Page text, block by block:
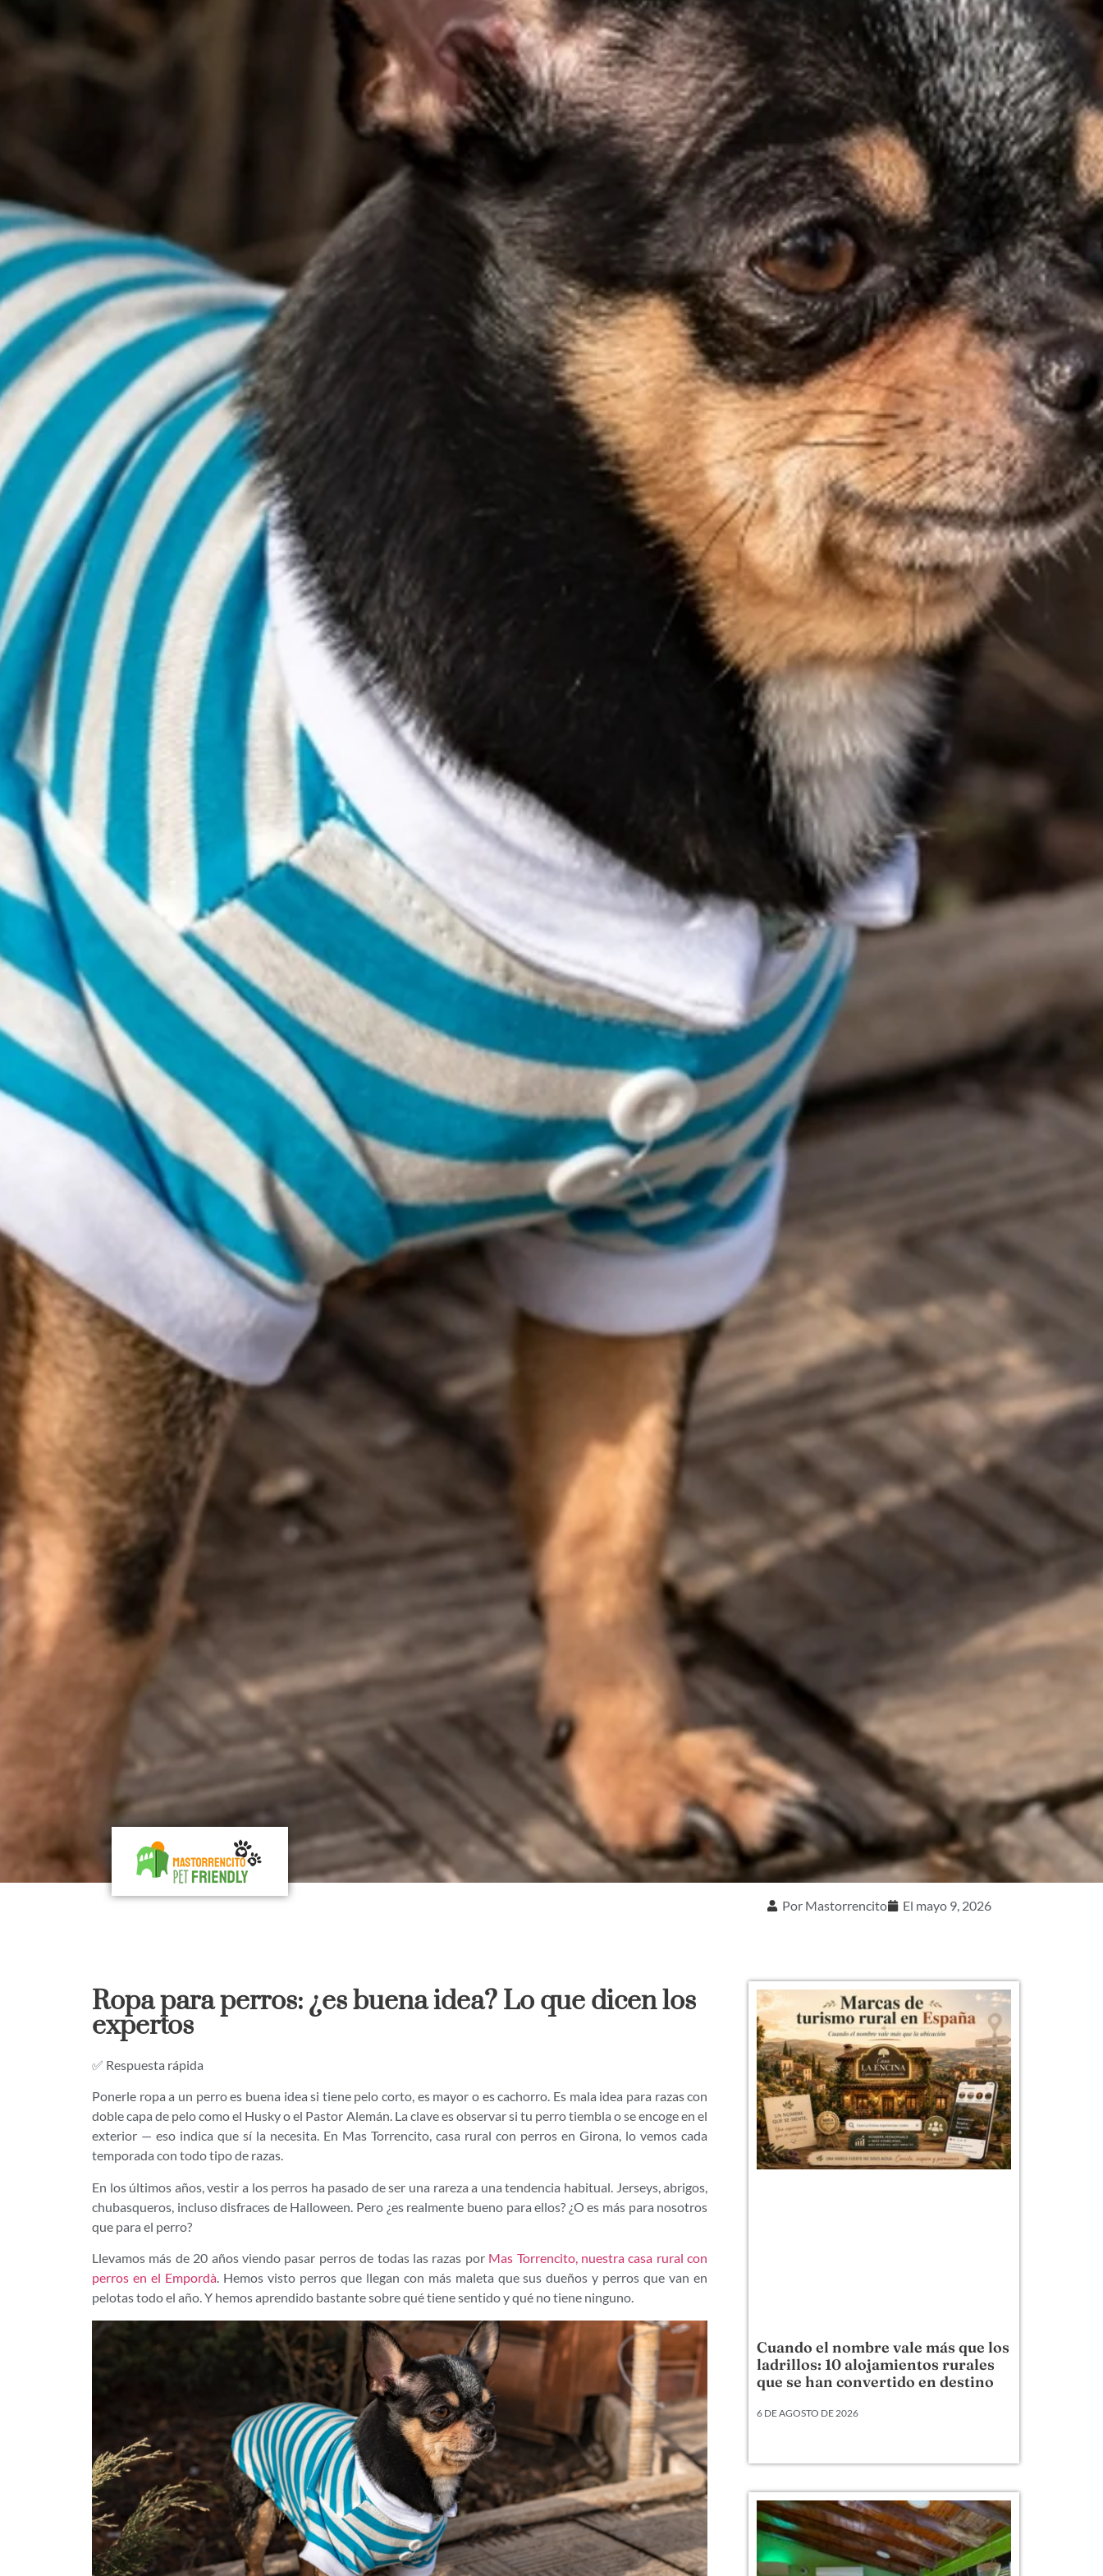
Por Mastorrencito El mayo 9, 2026
Ropa para perros: ¿es buena idea? Lo que dicen los
expertos
✅ Respuesta rápida
Ponerle ropa a un perro es buena idea si tiene pelo corto, es mayor o es cachorro. Es mala idea para razas con
doble capa de pelo como el Husky o el Pastor Alemán. La clave es observar si tu perro tiembla o se encoge en el
exterior — eso indica que sí la necesita. En Mas Torrencito, casa rural con perros en Girona, lo vemos cada
temporada con todo tipo de razas.
En los últimos años, vestir a los perros ha pasado de ser una rareza a una tendencia habitual. Jerseys, abrigos,
chubasqueros, incluso disfraces de Halloween. Pero ¿es realmente bueno para ellos? ¿O es más para nosotros
que para el perro?
Llevamos más de 20 años viendo pasar perros de todas las razas por Mas Torrencito, nuestra casa rural con
perros en el Empordà. Hemos visto perros que llegan con más maleta que sus dueños y perros que van en
pelotas todo el año. Y hemos aprendido bastante sobre qué tiene sentido y qué no tiene ninguno.
Cuando el nombre vale más que los
ladrillos: 10 alojamientos rurales
que se han convertido en destino
6 DE AGOSTO DE 2026